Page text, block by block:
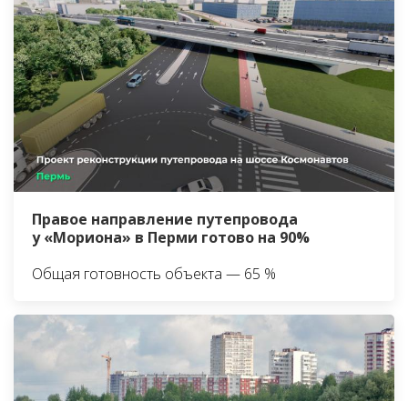
Правое направление путепровода
у «Мориона» в Перми готово на 90%
Общая готовность объекта — 65 %